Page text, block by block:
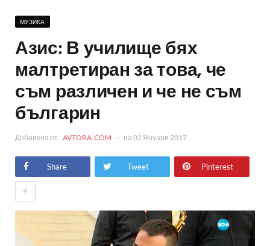
МУЗИКА
Азис: В училище бях
малтретиран за това, че
съм различен и че не съм
българин
Добавена от: AVTORA.COM на02 Януари 2017
Share Tweet Pinterest
+